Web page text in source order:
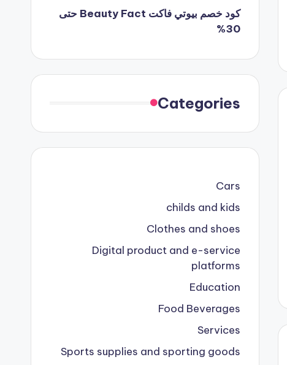
كود خصم بيوتي فاكت Beauty Fact حتى
30%
Categories
Cars
childs and kids
Clothes and shoes
Digital product and e-service
platforms
Education
Food Beverages
Services
Sports supplies and sporting goods